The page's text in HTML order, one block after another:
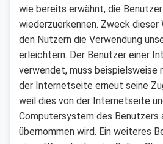
wie bereits erwähnt, die
wiederzuerkennen. Zweck dieser
den Nutzern die Verwendung
erleichtern. Der Benutzer einer
verwendet, muss beispielsweise
der Internetseite erneut seine
weil dies von der Internetseite
Computersystem des Benutzers
übernommen wird. Ein weiteres